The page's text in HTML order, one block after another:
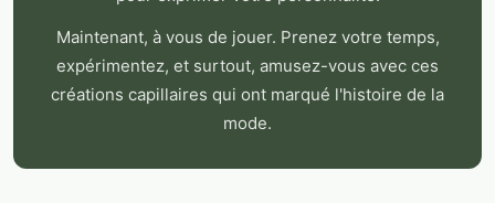
Maintenant, à vous de jouer. Prenez votre temps,
expérimentez, et surtout, amusez-vous avec ces
créations capillaires qui ont marqué l'histoire de la
mode.